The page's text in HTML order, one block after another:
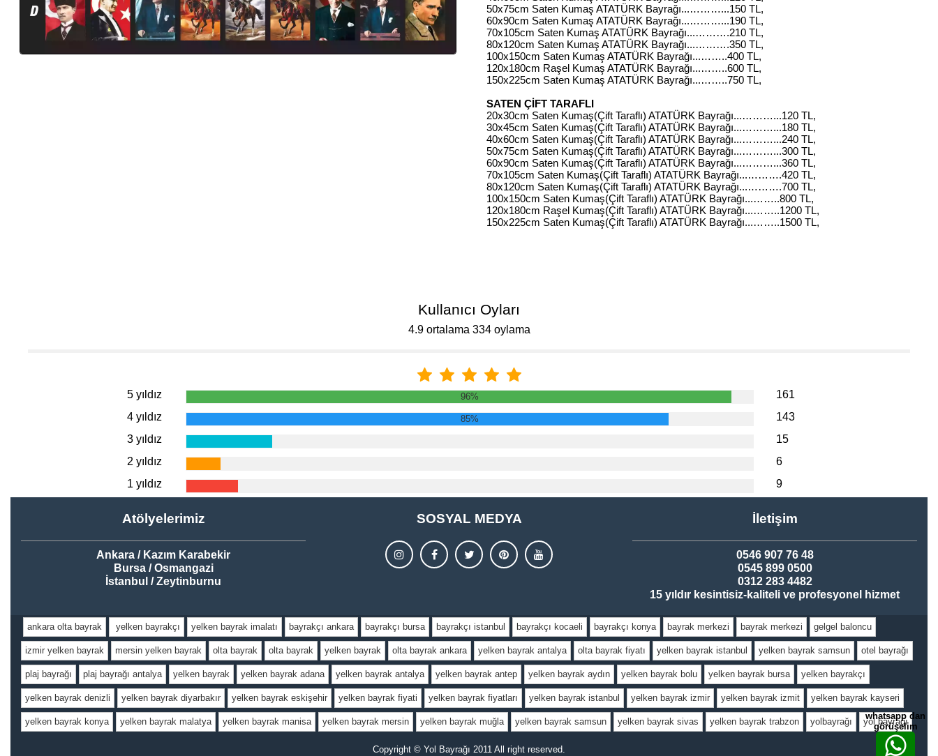
whatsapp dan
görüşelim
50x75cm Saten Kumaş ATATÜRK Bayrağı...………...150 TL,
60x90cm Saten Kumaş ATATÜRK Bayrağı...………...190 TL,
70x105cm Saten Kumaş ATATÜRK Bayrağı...……….210 TL,
80x120cm Saten Kumaş ATATÜRK Bayrağı...……….350 TL,
100x150cm Saten Kumaş ATATÜRK Bayrağı...……..400 TL,
120x180cm Raşel Kumaş ATATÜRK Bayrağı...……..600 TL,
150x225cm Saten Kumaş ATATÜRK Bayrağı...……..750 TL,
SATEN ÇİFT TARAFLI
20x30cm Saten Kumaş(Çift Taraflı) ATATÜRK Bayrağı...………...120 TL,
30x45cm Saten Kumaş(Çift Taraflı) ATATÜRK Bayrağı...………...180 TL,
40x60cm Saten Kumaş(Çift Taraflı) ATATÜRK Bayrağı...………...240 TL,
50x75cm Saten Kumaş(Çift Taraflı) ATATÜRK Bayrağı...………...300 TL,
60x90cm Saten Kumaş(Çift Taraflı) ATATÜRK Bayrağı...………...360 TL,
70x105cm Saten Kumaş(Çift Taraflı) ATATÜRK Bayrağı...……….420 TL,
80x120cm Saten Kumaş(Çift Taraflı) ATATÜRK Bayrağı...……….700 TL,
100x150cm Saten Kumaş(Çift Taraflı) ATATÜRK Bayrağı...……..800 TL,
120x180cm Raşel Kumaş(Çift Taraflı) ATATÜRK Bayrağı...……..1200 TL,
150x225cm Saten Kumaş(Çift Taraflı) ATATÜRK Bayrağı...……..1500 TL,
Kullanıcı Oyları
4.9 ortalama 334 oylama
5 yıldız 96%
161
4 yıldız
85%
143
3 yıldız
15
2 yıldız
6
1 yıldız
9
Atölyelerimiz
Ankara / Kazım Karabekir
Bursa / Osmangazi
İstanbul / Zeytinburnu
SOSYAL MEDYA İletişim
0546 907 76 48
0545 899 0500
0312 283 4482
15 yıldır kesintisiz-kaliteli ve profesyonel hizmet
ankara olta bayrak yelken bayrakçı yelken bayrak imalatı bayrakçı ankara bayrakçı bursa bayrakçı istanbul bayrakçı kocaeli bayrakçı konya bayrak merkezi bayrak merkezi gelgel baloncu
izmir yelken bayrak mersin yelken bayrak olta bayrak olta bayrak yelken bayrak olta bayrak ankara yelken bayrak antalya olta bayrak fiyatı yelken bayrak istanbul yelken bayrak samsun otel bayrağı
plaj bayrağı plaj bayrağı antalya yelken bayrak yelken bayrak adana yelken bayrak antalya yelken bayrak antep yelken bayrak aydın yelken bayrak bolu yelken bayrak bursa yelken bayrakçı
yelken bayrak denizli yelken bayrak diyarbakır yelken bayrak eskişehir yelken bayrak fiyati yelken bayrak fiyatları yelken bayrak istanbul yelken bayrak izmir yelken bayrak izmit yelken bayrak kayseri
yelken bayrak konya yelken bayrak malatya yelken bayrak manisa yelken bayrak mersin yelken bayrak muğla yelken bayrak samsun yelken bayrak sivas yelken bayrak trabzon yolbayrağı yol bayrağı
Copyright © Yol Bayrağı 2011 All right reserved.